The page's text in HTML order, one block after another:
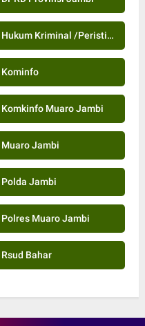
Hukum Kriminal /Peristiwa
Kominfo
Komkinfo Muaro Jambi
Muaro Jambi
Polda Jambi
Polres Muaro Jambi
Rsud Bahar